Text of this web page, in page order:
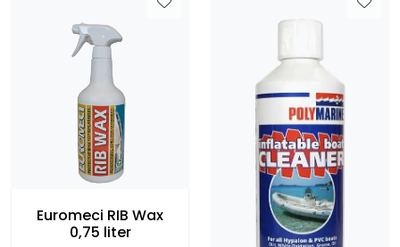
Euromeci RIB Wax
0,75 liter